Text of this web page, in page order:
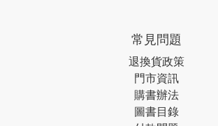
常見問題
退換貨政策
門市資訊
購書辦法
圖書目錄